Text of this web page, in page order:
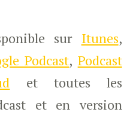
sur Itunes,
Podcast, Podcast
et toutes les
et en version